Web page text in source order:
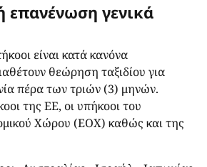
επανένωση γενικά
είναι κατά κανόνα
θεώρηση ταξιδίου για
πέρα των τριών (3) μηνών.
της ΕΕ, οι υπήκοοι του
Χώρου (ΕΟΧ) καθώς και της